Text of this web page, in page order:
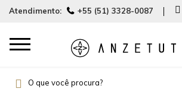
Atendimento: +55 (51) 3328-0087